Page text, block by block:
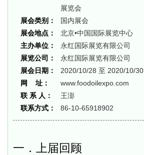
展览会
展会类别：
国内展会
展会地点：
北京•中国国际展览中心
主办单位：
永红国际展览有限公司
展览公司：
永红国际展览有限公司
展会日期：
2020/10/28 至 2020/10/30
网 址：
www.foodoilexpo.com
联 系 人：
王澎
联系方式：
86-10-65918902
一．上届回顾